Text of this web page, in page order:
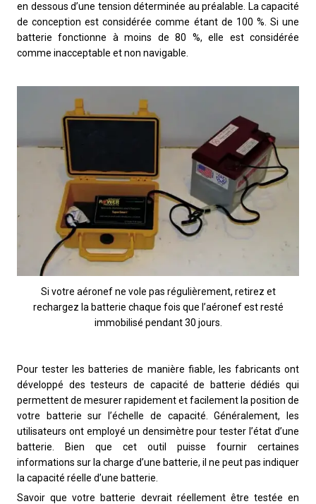
en dessous d’une tension déterminée au préalable. La capacité
de conception est considérée comme étant de 100 %. Si une
batterie fonctionne à moins de 80 %, elle est considérée
comme inacceptable et non navigable.
Si votre aéronef ne vole pas régulièrement, retirez et
rechargez la batterie chaque fois que l’aéronef est resté
immobilisé pendant 30 jours.
Pour tester les batteries de manière fiable, les fabricants ont
développé des testeurs de capacité de batterie dédiés qui
permettent de mesurer rapidement et facilement la position de
votre batterie sur l’échelle de capacité. Généralement, les
utilisateurs ont employé un densimètre pour tester l’état d’une
batterie. Bien que cet outil puisse fournir certaines
informations sur la charge d’une batterie, il ne peut pas indiquer
la capacité réelle d’une batterie.
Savoir que votre batterie devrait réellement être testée en